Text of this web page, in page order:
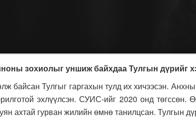
зохиолыг уншиж байхдаа Тулгын дүрийг
Тулгыг гаргахын тулд их хичээсэн. Анхны
эхлүүлсэн. СУИС-ийг 2020 онд
ахтай гурван жилийн өмнө танилцсан. Тулгын